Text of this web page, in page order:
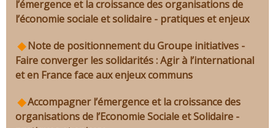
l’émergence et la croissance des organisations de
l’économie sociale et solidaire - pratiques et enjeux
Note de positionnement du Groupe initiatives -
Faire converger les solidarités : Agir à l’international
et en France face aux enjeux communs
Accompagner l’émergence et la croissance des
organisations de l’Economie Sociale et Solidaire -